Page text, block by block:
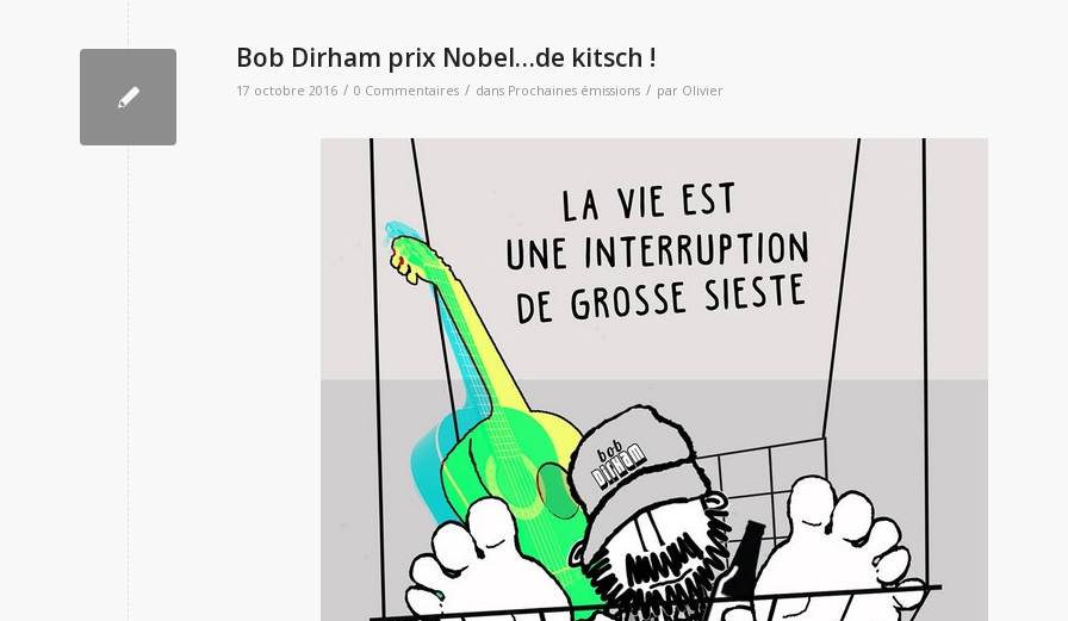
Bob Dirham prix Nobel…de kitsch !
17 octobre 2016 / 0 Commentaires / dans Prochaines émissions / par Olivier